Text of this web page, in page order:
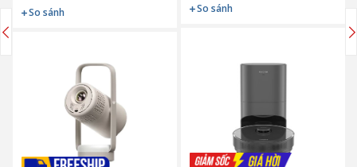
So sánh So sánh